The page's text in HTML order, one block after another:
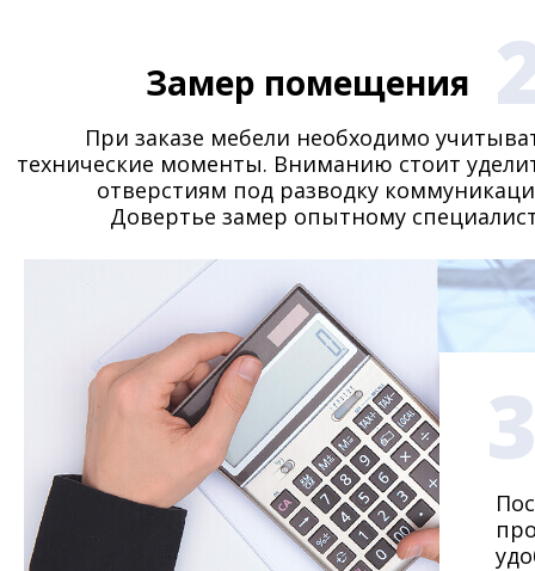
При заказе мебели необходимо
технические моменты. Вниманию стоит
отверстиям под разводку
Довертье замер опытному
Замер помещения